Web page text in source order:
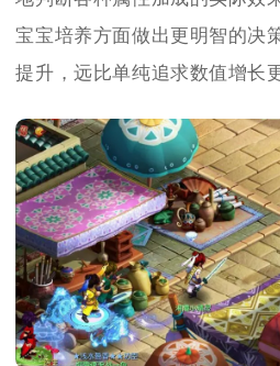
宝宝培养方面做出更明智的决
提升，远比单纯追求数值增长